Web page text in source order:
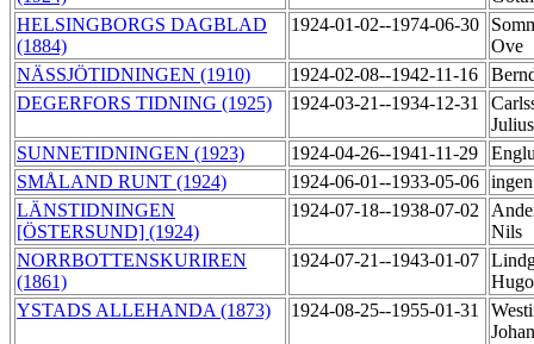
HELSINGBORGS DAGBLAD
(1884)
1924-01-02--1974-06-30
Ove
NÄSSJÖTIDNINGEN (1910)
1924-02-08--1942-11-16
DEGERFORS TIDNING (1925)
1924-03-21--1934-12-31
SUNNETIDNINGEN (1923)
1924-04-26--1941-11-29
SMÅLAND RUNT (1924)
1924-06-01--1933-05-06
LÄNSTIDNINGEN
[ÖSTERSUND] (1924)
1924-07-18--1938-07-02
Nils
NORRBOTTENSKURIREN
(1861)
1924-07-21--1943-01-07
YSTADS ALLEHANDA (1873)
1924-08-25--1955-01-31